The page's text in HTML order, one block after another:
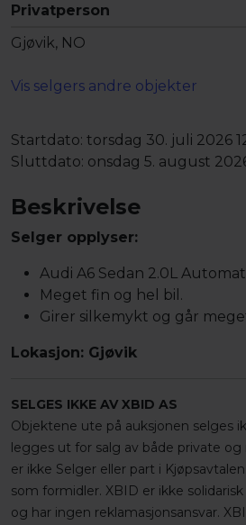
Privatperson
Gjøvik, NO
Vis selgers andre objekter
Startdato: torsdag 30. juli 2026
Sluttdato: onsdag 5. august
Beskrivelse
Selger opplyser:
Audi A6 Sedan 2.0L
Meget fin og hel bil.
Girer silkemykt og går
Lokasjon: Gjøvik
SELGES IKKE AV XBID AS
Objektene ute på auksjonen selges
legges ut for salg av både private
er ikke Selger eller part i
som formidler. XBID er ikke
og har ingen reklamasjonsansvar.